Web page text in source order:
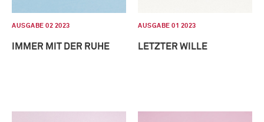
AUSGABE 02 2023
IMMER MIT DER RUHE
AUSGABE 01 2023
LETZTER WILLE